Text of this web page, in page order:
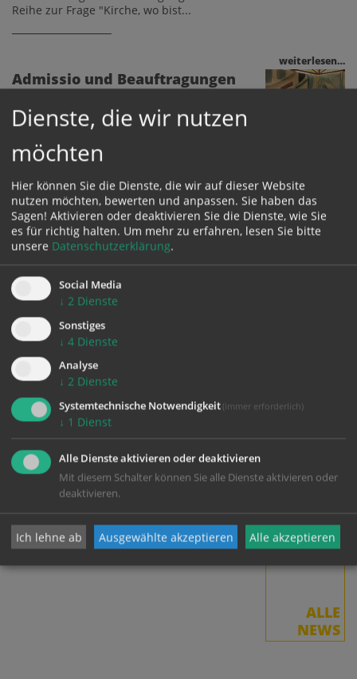
Reihe zur Frage "Kirche, wo bist...
weiterlesen…
Admissio und Beauftragungen
"Unsere Brücke" - Dezember
2023
Die neue Ausgabe unserer
Seminarzeitschrift "unsere brücke" ist da.
Zum dritten Mal stellen wir uns die Frage:
"Kirche,...
Slawomir Dadas neuer Regens
im Priesterseminar
Generaldechant Slawomir Dadas, bisher
Pfarrer von Wels-Hl. Familie und
Gunskirchen, ist mit 1. September 2023
der...
Planungstage
Wie schon in den Vorjahren traf sich die
Seminargemeinschaft am Ende des
ALLE
NEWS
Dienste, die wir nutzen
möchten
Hier können Sie die Dienste, die wir auf dieser Website
nutzen möchten, bewerten und anpassen. Sie haben das
Sagen! Aktivieren oder deaktivieren Sie die Dienste, wie Sie
es für richtig halten. Um mehr zu erfahren, lesen Sie bitte
unsere Datenschutzerklärung.
Social Media
↓ 2 Dienste
Sonstiges
↓ 4 Dienste
Analyse
↓ 2 Dienste
Systemtechnische Notwendigkeit (immer erforderlich)
↓ 1 Dienst
Alle Dienste aktivieren oder deaktivieren
Mit diesem Schalter können Sie alle Dienste aktivieren oder
deaktivieren.
Ich lehne ab Ausgewählte akzeptieren Alle akzeptieren